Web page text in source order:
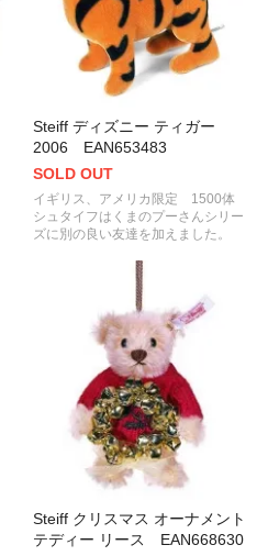
Steiff ディズニー ティガー
2006 EAN653483
SOLD OUT
イギリス、アメリカ限定 1500体
シュタイフはくまのプーさんシリー
ズに別の良い友達を加えました。
Steiff クリスマス オーナメント
テディー リース EAN668630